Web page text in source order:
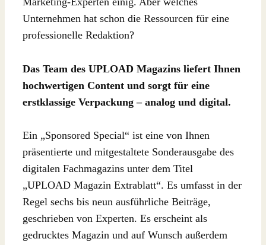
Unternehmen hat schon die Ressourcen für eine
professionelle Redaktion?
Das Team des UPLOAD Magazins liefert Ihnen
hochwertigen Content und sorgt für eine
erstklassige Verpackung – analog und digital.
Ein „Sponsored Special“ ist eine von Ihnen
präsentierte und mitgestaltete Sonderausgabe des
digitalen Fachmagazins unter dem Titel
„UPLOAD Magazin Extrablatt“. Es umfasst in der
Regel sechs bis neun ausführliche Beiträge,
geschrieben von Experten. Es erscheint als
gedrucktes Magazin und auf Wunsch außerdem